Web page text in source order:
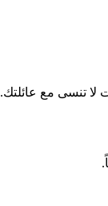
لا تنسى مع عائلتك.